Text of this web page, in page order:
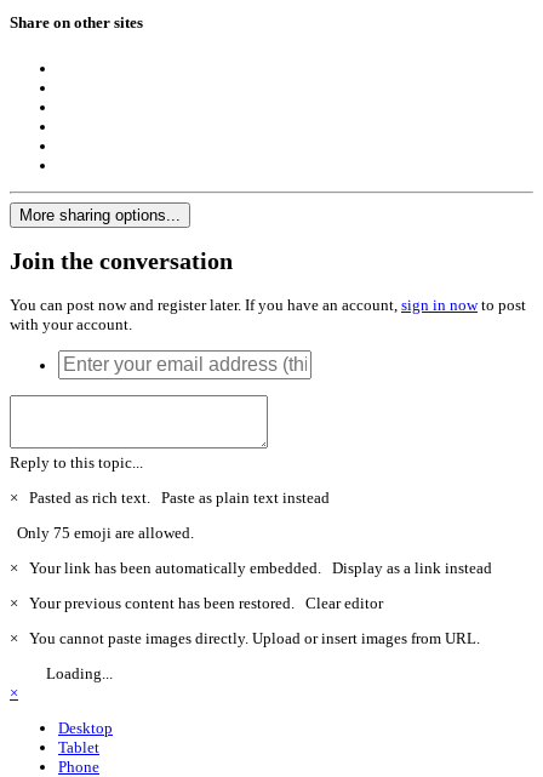
Share on other sites
More sharing options...
Join the conversation
You can post now and register later. If you have an account, sign in nowto post
with your account.
Reply to this topic...
× Pasted as rich text. Paste as plain text instead
Only 75 emoji are allowed.
× Your link has been automatically embedded. Display as a link instead
× Your previous content has been restored. Clear editor
× You cannot paste images directly. Upload or insert images from URL.
Loading...
×
Desktop
Tablet
Phone